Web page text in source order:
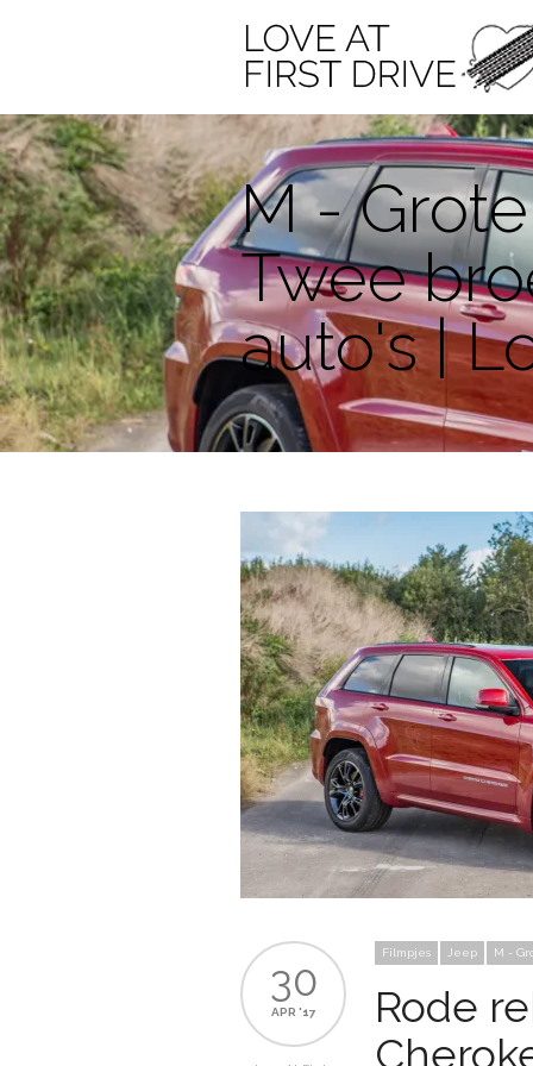
M -
Twee
auto's |
30
APR '17
Filmpjes Jeep M -
Rode